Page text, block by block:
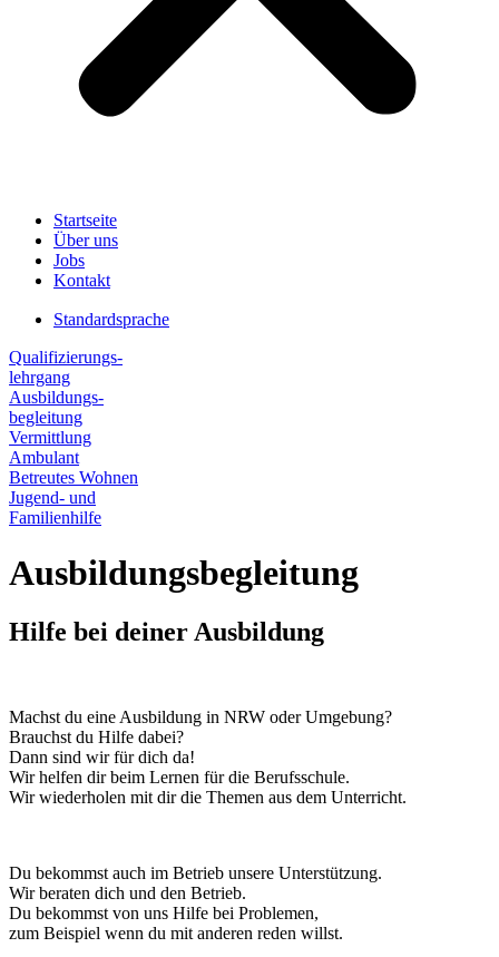
Startseite
Über uns
Jobs
Kontakt
Standardsprache
Qualifizierungs-
lehrgang
Ausbildungs-
begleitung
Vermittlung
Ambulant
Betreutes Wohnen
Jugend- und
Familienhilfe
Ausbildungsbegleitung
Hilfe bei deiner Ausbildung
Machst du eine Ausbildung in NRW oder Umgebung?
Brauchst du Hilfe dabei?
Dann sind wir für dich da!
Wir helfen dir beim Lernen für die Berufsschule.
Wir wiederholen mit dir die Themen aus dem Unterricht.
Du bekommst auch im Betrieb unsere Unterstützung.
Wir beraten dich und den Betrieb.
Du bekommst von uns Hilfe bei Problemen,
zum Beispiel wenn du mit anderen reden willst.